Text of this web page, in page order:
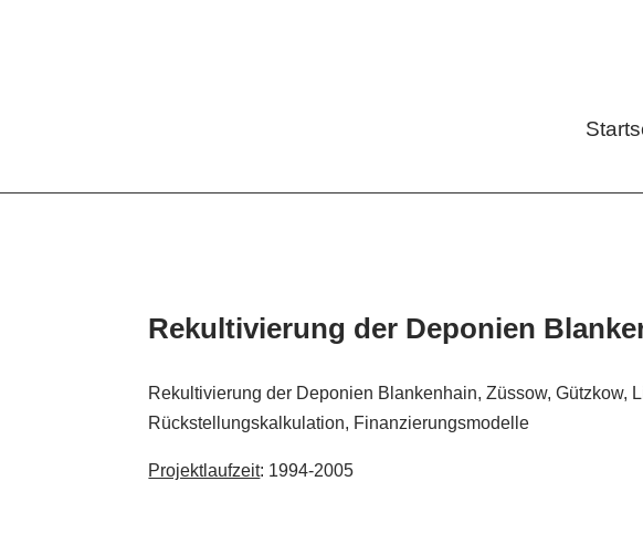
Rekultivierung der Deponien
Rekultivierung der Deponien Blankenhain, Züssow, Gützkow,
Rückstellungskalkulation, Finanzierungsmodelle
Projektlaufzeit: 1994-2005